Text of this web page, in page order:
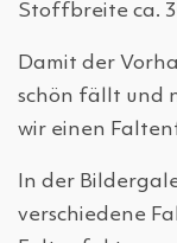
Stoffbreite ca.
Damit der
schön fällt und
wir einen
In der
verschiedene